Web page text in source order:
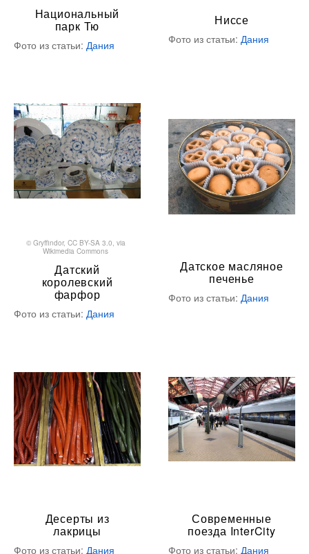
Национальный
парк Тю
Фото из статьи: Дания
Ниссе
Фото из статьи: Дания
© Gryffindor, CC BY-SA 3.0, via
Wikimedia Commons
Датский
королевский
фарфор
Фото из статьи: Дания
Датское масляное
печенье
Фото из статьи: Дания
Десерты из
лакрицы
Фото из статьи: Дания
Современные
поезда InterCity
Фото из статьи: Дания